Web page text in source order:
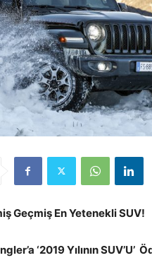
Geçmiş En Yetenekli SUV!
‘2019 Yılının SUV’U’